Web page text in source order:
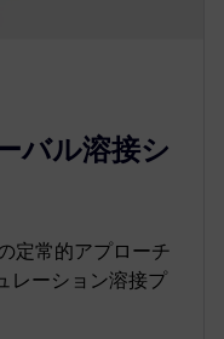
バル溶接シ
定常的アプローチ
レーション溶接プ